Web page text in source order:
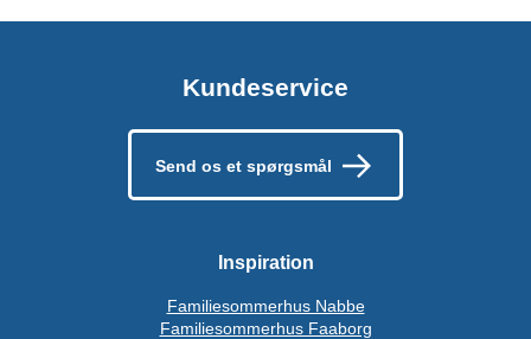
Kundeservice
Send os et spørgsmål
Inspiration
Familiesommerhus Nabbe
Familiesommerhus Faaborg